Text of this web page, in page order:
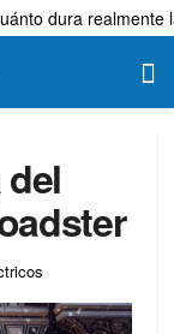
dura realmente